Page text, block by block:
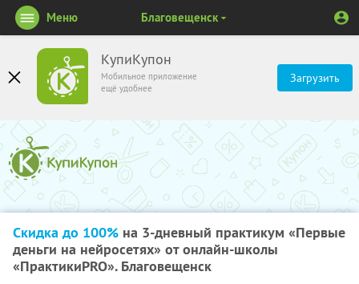
КупиКупон
Мобильное приложение
ещё удобнее
Загрузить
Меню Благовещенск
Скидка до 100% на 3-дневный практикум «Первые
деньги на нейросетях» от онлайн-школы
«ПрактикиPRO». Благовещенск